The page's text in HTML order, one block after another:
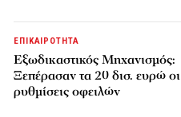
ΕΠΙΚΑΙΡΟΤΗΤΑ
Εξωδικαστικός Μηχανισμός:
Ξεπέρασαν τα 20 δισ. ευρώ οι
ρυθμίσεις οφειλών